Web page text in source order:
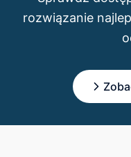
rozwiązanie